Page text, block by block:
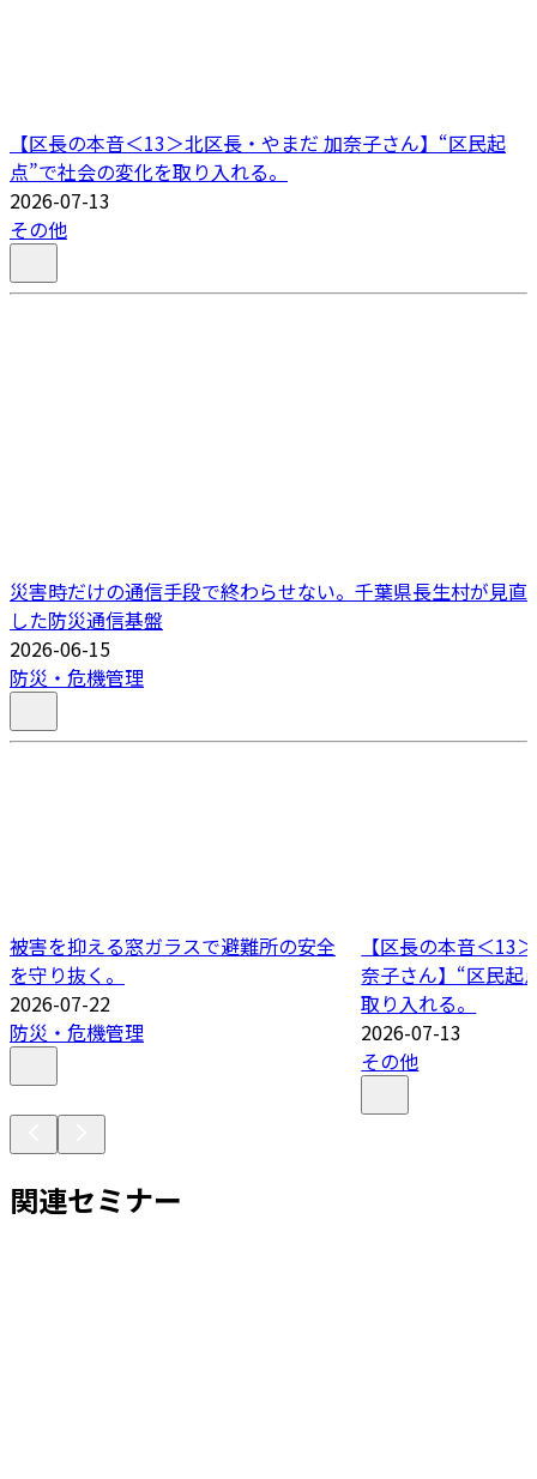
【区長の本音＜13＞北区長・やまだ 加奈子さん】“区民起
点”で社会の変化を取り入れる。
2026-07-13
その他
災害時だけの通信手段で終わらせない。千葉県長生村が見直
した防災通信基盤
2026-06-15
防災・危機管理
被害を抑える窓ガラスで避難所の安全
を守り抜く。
2026-07-22
防災・危機管理
【区長の本音＜13
奈子さん】“区民起
取り入れる。
2026-07-13
その他
関連セミナー